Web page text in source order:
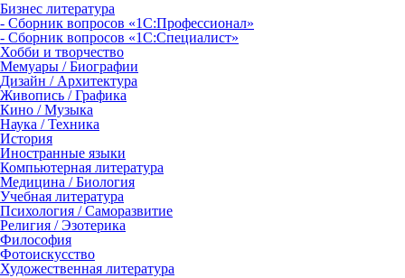
Бизнес литература
- Сборник вопросов «1С:Профессионал»
- Сборник вопросов «1С:Специалист»
Хобби и творчество
Мемуары / Биографии
Дизайн / Архитектура
Живопись / Графика
Кино / Музыка
Наука / Техника
История
Иностранные языки
Компьютерная литература
Медицина / Биология
Учебная литература
Психология / Саморазвитие
Религия / Эзотерика
Философия
Фотоискусство
Художественная литература